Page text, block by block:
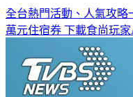
全台熱門活動、人氣攻略
萬元住宿券 下載食尚玩